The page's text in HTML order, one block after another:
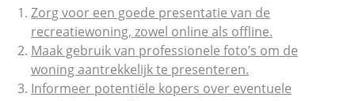
Zorg voor een goede presentatie van de
recreatiewoning, zowel online als offline.
Maak gebruik van professionele foto’s om de
woning aantrekkelijk te presenteren.
Informeer potentiële kopers over eventuele